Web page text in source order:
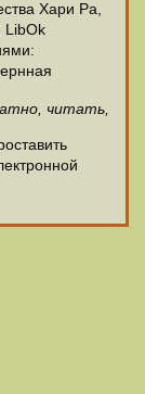
Хари Ра,
LibOk
читать,